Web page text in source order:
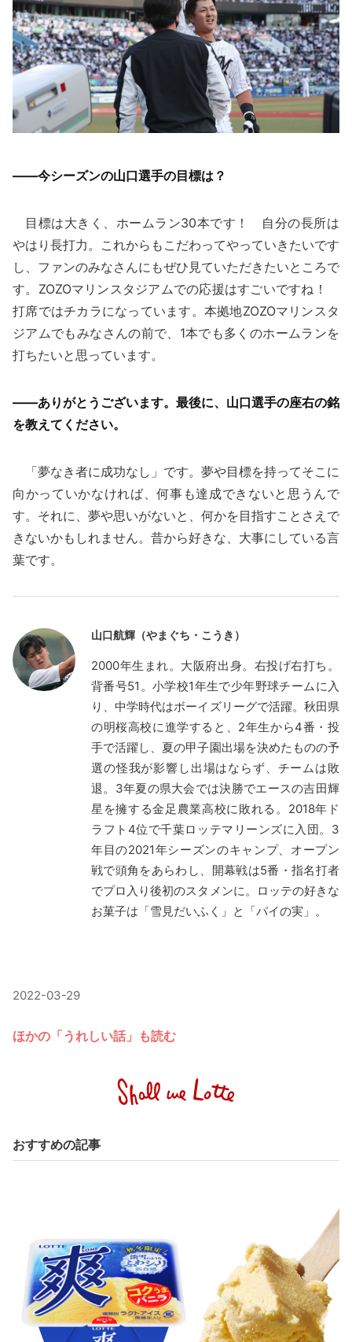
——今シーズンの山口選手の目標は？
目標は大きく、ホームラン30本です！ 自分の長所は
やはり長打力。これからもこだわってやっていきたいです
し、ファンのみなさんにもぜひ見ていただきたいところで
す。ZOZOマリンスタジアムでの応援はすごいですね！
打席ではチカラになっています。本拠地ZOZOマリンスタ
ジアムでもみなさんの前で、1本でも多くのホームランを
打ちたいと思っています。
——ありがとうございます。最後に、山口選手の座右の銘
を教えてください。
「夢なき者に成功なし」です。夢や目標を持ってそこに
向かっていかなければ、何事も達成できないと思うんで
す。それに、夢や思いがないと、何かを目指すことさえで
きないかもしれません。昔から好きな、大事にしている言
葉です。
山口航輝（やまぐち・こうき）
2000年生まれ。大阪府出身。右投げ右打ち。
背番号51。小学校1年生で少年野球チームに入
り、中学時代はボーイズリーグで活躍。秋田県
の明桜高校に進学すると、2年生から4番・投
手で活躍し、夏の甲子園出場を決めたものの予
選の怪我が影響し出場はならず、チームは敗
退。3年夏の県大会では決勝でエースの吉田輝
星を擁する金足農業高校に敗れる。2018年ド
ラフト4位で千葉ロッテマリーンズに入団。3
年目の2021年シーズンのキャンプ、オープン
戦で頭角をあらわし、開幕戦は5番・指名打者
でプロ入り後初のスタメンに。ロッテの好きな
お菓子は「雪見だいふく」と「パイの実」。
2022-03-29
ほかの「うれしい話」も読む
おすすめの記事